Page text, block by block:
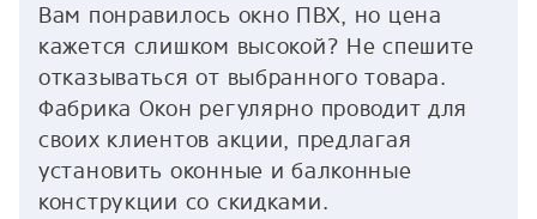
Вам понравилось окно ПВХ, но цена
кажется слишком высокой? Не спешите
отказываться от выбранного товара.
Фабрика Окон регулярно проводит для
своих клиентов акции, предлагая
установить оконные и балконные
конструкции со скидками.